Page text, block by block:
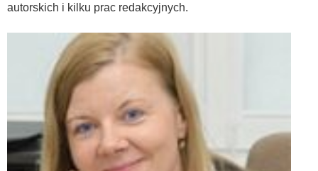
autorskich i kilku prac redakcyjnych.